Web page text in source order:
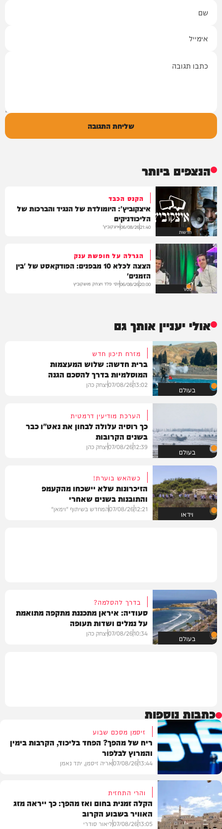
שליחת התגובה
הנצפים ביותר
חדשות
הקנס הכבד
איצקוביץ': היומולדת של הנגיד והברכות של
הליכודניקים
21:40
06/08/26איצקוביץ'
VOD
הגרלה על חופשת ענק
הצצה לכלא 10 מבפנים: הפודקאסט של 'בין
הזמנים'
20:00
06/08/26יוסי פלד ויצחק מושקוביץ
אולי יעניין אותך גם
בעולם
מזרח תיכון חדש
ברית חדשה: שלוש המעצמות
המוסלמיות בדרך להסכם הגנה
13:02
07/08/26יצחק כהן
בעולם
הערכת מודיעין דרמטית
כך רוסיה עלולה לבחון את נאט"ו כבר
בשנים הקרובות
12:39
07/08/26יצחק כהן
וידאו
כשהאש בוערת!
הזיכרונות שלא יישכחו מהקעמפ
והתובנות בשנים שאחרי
12:21
07/08/26המחדש בשיתוף "וימאן"
בעולם
בדרך להסלמה?
סעודיה: איראן מתכננת מתקפה מתואמת
על נמלים ושדות תעופה
10:34
07/08/26יצחק כהן
כתבות נוספות
פוליטי
זיסמן מסכם שבוע
ריח של מהפך? הפחד בליכוד, הקרבות בימין
והמרוץ לבלפור
13:44
07/08/26אריה זיסמן, יתד נאמן
והרי התחזית
הקלה זמנית בחום ואז מהפך: כך ייראה מזג
האוויר בשבוע הקרוב
13:05
07/08/26ליאור סודרי